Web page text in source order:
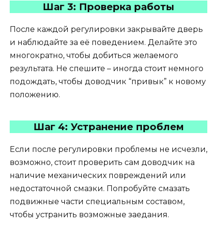
Шаг 3: Проверка работы
После каждой регулировки закрывайте дверь
и наблюдайте за её поведением. Делайте это
многократно, чтобы добиться желаемого
результата. Не спешите – иногда стоит немного
подождать, чтобы доводчик “привык” к новому
положению.
Шаг 4: Устранение проблем
Если после регулировки проблемы не исчезли,
возможно, стоит проверить сам доводчик на
наличие механических повреждений или
недостаточной смазки. Попробуйте смазать
подвижные части специальным составом,
чтобы устранить возможные заедания.